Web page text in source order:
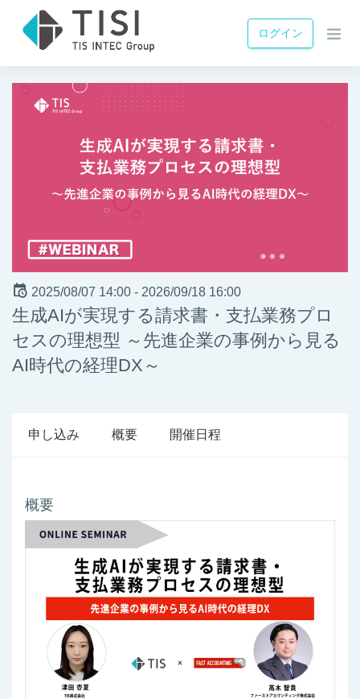
ログイン
2025/08/07 14:00 - 2026/09/18 16:00
生成AIが実現する請求書・支払業務プロ
セスの理想型 ～先進企業の事例から見る
AI時代の経理DX～
申し込み 概要 開催日程
概要